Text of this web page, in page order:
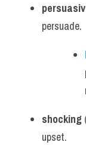
persuade.
shocking
upset.